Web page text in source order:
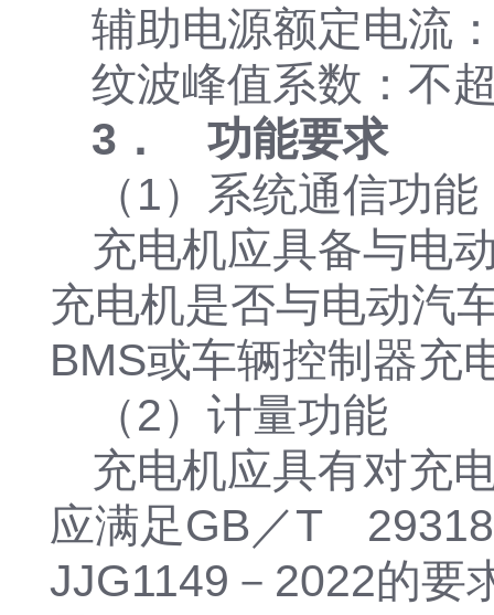
辅助电源额定电流
纹波峰值系数：不
3． 功能要求
（1）系统通信功能
充电机应具备与电
充电机是否与电动汽
BMS或车辆控制器充
（2）计量功能
充电机应具有对充
应满足GB／T 29318
JJG1149－2022的要